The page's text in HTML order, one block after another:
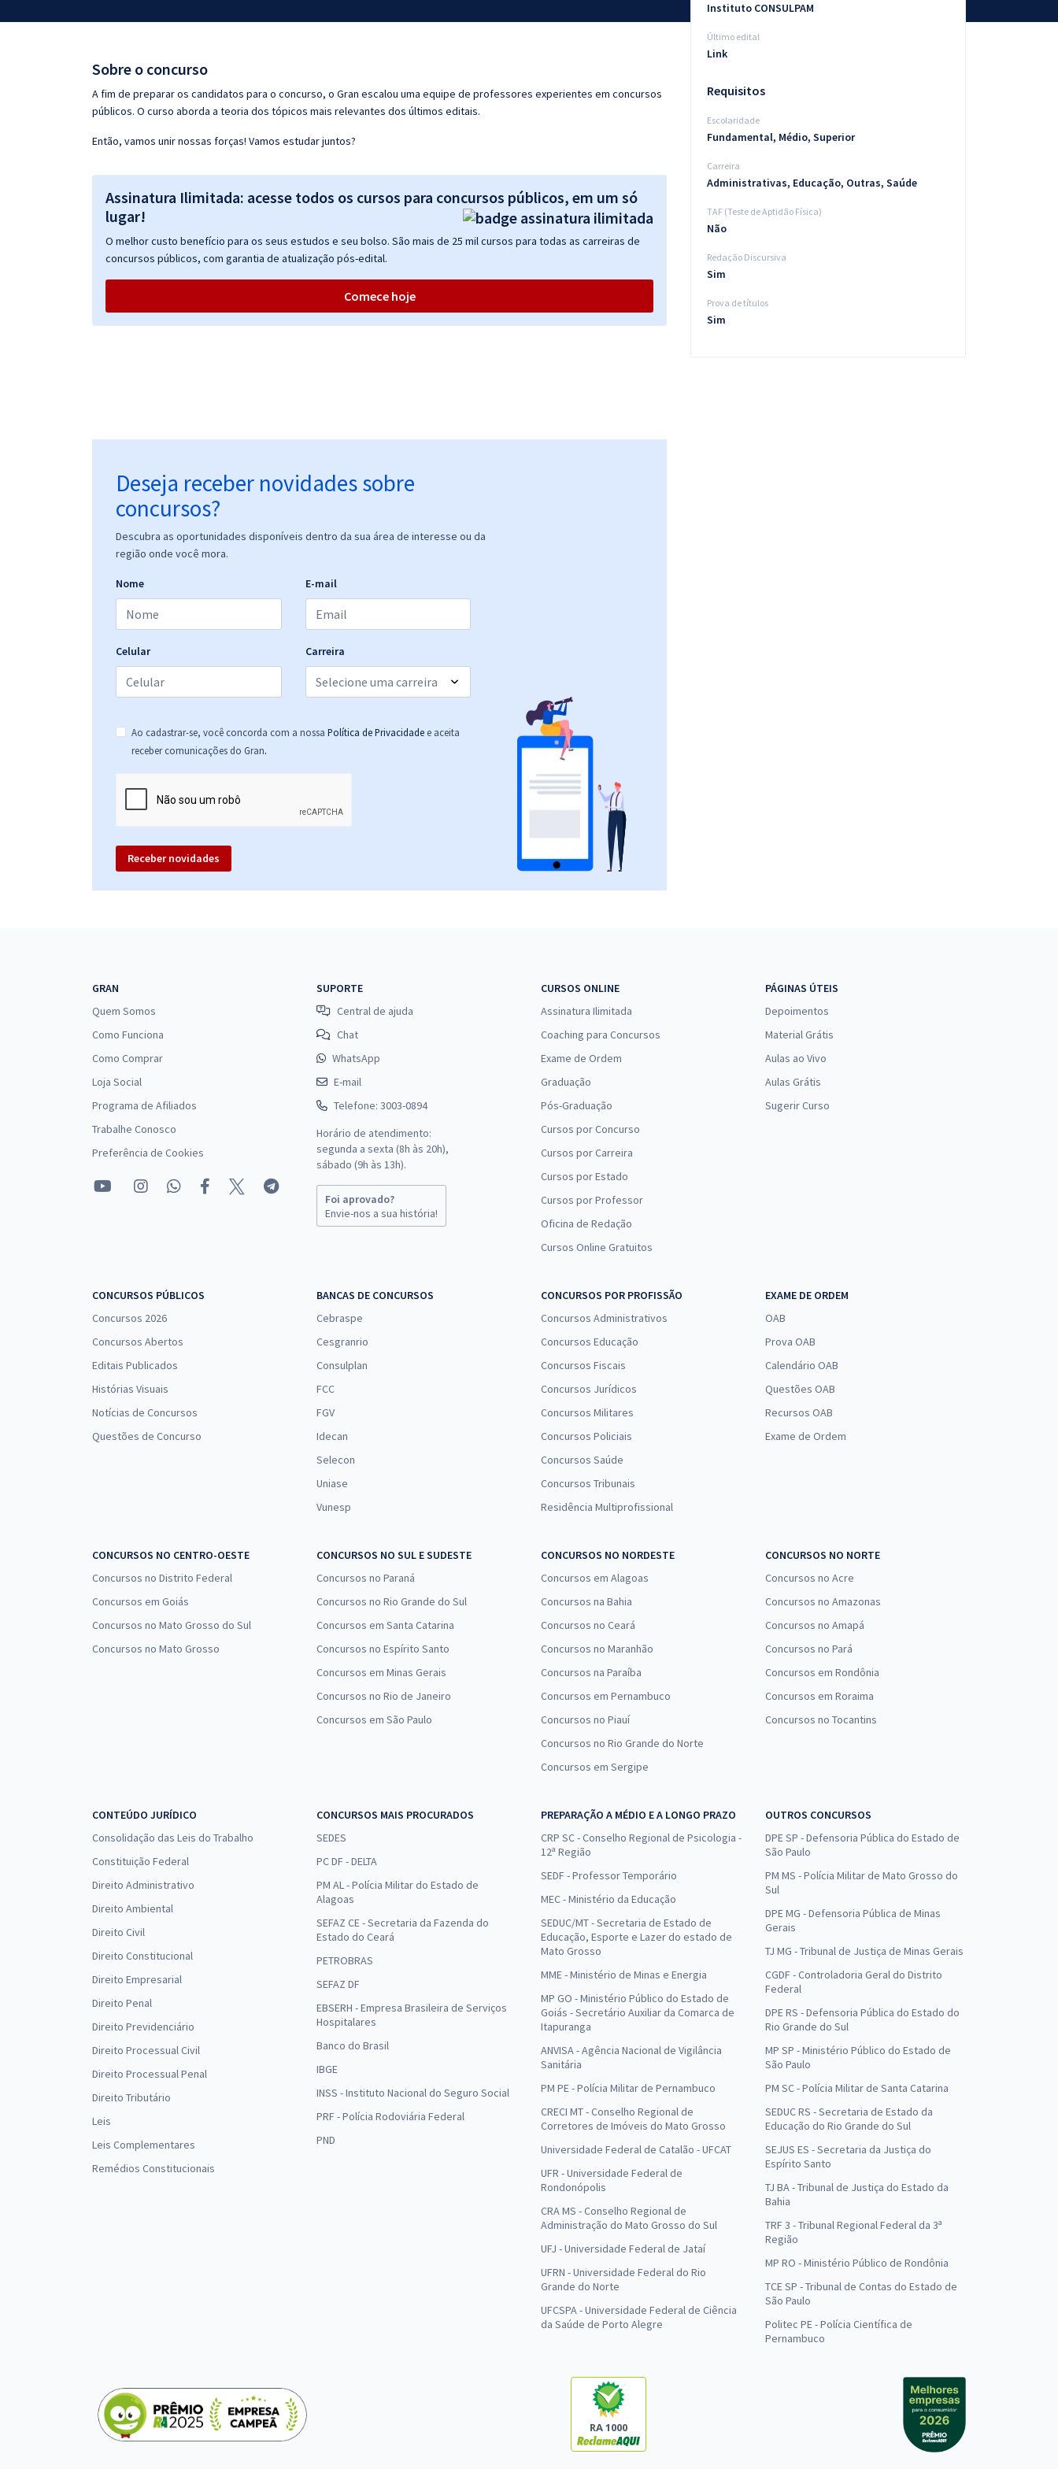
Conteúdo gratuito
Sobre o concurso
A fim de preparar os candidatos para o concurso, o Gran escalou uma equipe de professores experientes em concursos
públicos. O curso aborda a teoria dos tópicos mais relevantes dos últimos editais.
Então, vamos unir nossas forças! Vamos estudar juntos?
Assinatura Ilimitada: acesse todos os cursos para concursos públicos, em um só
lugar!
O melhor custo benefício para os seus estudos e seu bolso. São mais de 25 mil cursos para todas as carreiras de
concursos públicos, com garantia de atualização pós-edital.
Comece hoje
Deseja receber novidades sobre
concursos?
Descubra as oportunidades disponíveis dentro da sua área de interesse ou da
região onde você mora.
Nome E-mail
Celular Carreira
Ao cadastrar-se, você concorda com a nossa Política de Privacidade e aceita
receber comunicações do Gran.
Receber novidades
Instituto CONSULPAM
Último edital
Link
Requisitos
Escolaridade
Fundamental, Médio, Superior
Carreira
Administrativas, Educação, Outras, Saúde
TAF (Teste de Aptidão Física)
Não
Redação Discursiva
Sim
Prova de títulos
Sim
GRAN
Quem Somos
Como Funciona
Como Comprar
Loja Social
Programa de Afiliados
Trabalhe Conosco
Preferência de Cookies
SUPORTE
Central de ajuda
Chat
WhatsApp
E-mail
Telefone: 3003-0894
Horário de atendimento:
segunda a sexta (8h às 20h),
sábado (9h às 13h).
Foi aprovado?
Envie-nos a sua história!
CURSOS ONLINE
Assinatura Ilimitada
Coaching para Concursos
Exame de Ordem
Graduação
Pós-Graduação
Cursos por Concurso
Cursos por Carreira
Cursos por Estado
Cursos por Professor
Oficina de Redação
Cursos Online Gratuitos
PÁGINAS ÚTEIS
Depoimentos
Material Grátis
Aulas ao Vivo
Aulas Grátis
Sugerir Curso
CONCURSOS PÚBLICOS
Concursos 2026
Concursos Abertos
Editais Publicados
Histórias Visuais
Notícias de Concursos
Questões de Concurso
BANCAS DE CONCURSOS
Cebraspe
Cesgranrio
Consulplan
FCC
FGV
Idecan
Selecon
Uniase
Vunesp
CONCURSOS POR PROFISSÃO
Concursos Administrativos
Concursos Educação
Concursos Fiscais
Concursos Jurídicos
Concursos Militares
Concursos Policiais
Concursos Saúde
Concursos Tribunais
Residência Multiprofissional
EXAME DE ORDEM
OAB
Prova OAB
Calendário OAB
Questões OAB
Recursos OAB
Exame de Ordem
CONCURSOS NO CENTRO-OESTE
Concursos no Distrito Federal
Concursos em Goiás
Concursos no Mato Grosso do Sul
Concursos no Mato Grosso
CONCURSOS NO SUL E SUDESTE
Concursos no Paraná
Concursos no Rio Grande do Sul
Concursos em Santa Catarina
Concursos no Espírito Santo
Concursos em Minas Gerais
Concursos no Rio de Janeiro
Concursos em São Paulo
CONCURSOS NO NORDESTE
Concursos em Alagoas
Concursos na Bahia
Concursos no Ceará
Concursos no Maranhão
Concursos na Paraíba
Concursos em Pernambuco
Concursos no Piauí
Concursos no Rio Grande do Norte
Concursos em Sergipe
CONCURSOS NO NORTE
Concursos no Acre
Concursos no Amazonas
Concursos no Amapá
Concursos no Pará
Concursos em Rondônia
Concursos em Roraima
Concursos no Tocantins
CONTEÚDO JURÍDICO
Consolidação das Leis do Trabalho
Constituição Federal
Direito Administrativo
Direito Ambiental
Direito Civil
Direito Constitucional
Direito Empresarial
Direito Penal
Direito Previdenciário
Direito Processual Civil
Direito Processual Penal
Direito Tributário
Leis
Leis Complementares
Remédios Constitucionais
CONCURSOS MAIS PROCURADOS
SEDES
PC DF - DELTA
PM AL - Polícia Militar do Estado de
Alagoas
SEFAZ CE - Secretaria da Fazenda do
Estado do Ceará
PETROBRAS
SEFAZ DF
EBSERH - Empresa Brasileira de Serviços
Hospitalares
Banco do Brasil
IBGE
INSS - Instituto Nacional do Seguro Social
PRF - Polícia Rodoviária Federal
PND
PREPARAÇÃO A MÉDIO E A LONGO PRAZO
CRP SC - Conselho Regional de Psicologia -
12ª Região
SEDF - Professor Temporário
MEC - Ministério da Educação
SEDUC/MT - Secretaria de Estado de
Educação, Esporte e Lazer do estado de
Mato Grosso
MME - Ministério de Minas e Energia
MP GO - Ministério Público do Estado de
Goiás - Secretário Auxiliar da Comarca de
Itapuranga
ANVISA - Agência Nacional de Vigilância
Sanitária
PM PE - Polícia Militar de Pernambuco
CRECI MT - Conselho Regional de
Corretores de Imóveis do Mato Grosso
Universidade Federal de Catalão - UFCAT
UFR - Universidade Federal de
Rondonópolis
CRA MS - Conselho Regional de
Administração do Mato Grosso do Sul
UFJ - Universidade Federal de Jataí
UFRN - Universidade Federal do Rio
Grande do Norte
UFCSPA - Universidade Federal de Ciência
da Saúde de Porto Alegre
OUTROS CONCURSOS
DPE SP - Defensoria Pública do Estado de
São Paulo
PM MS - Polícia Militar de Mato Grosso do
Sul
DPE MG - Defensoria Pública de Minas
Gerais
TJ MG - Tribunal de Justiça de Minas Gerais
CGDF - Controladoria Geral do Distrito
Federal
DPE RS - Defensoria Pública do Estado do
Rio Grande do Sul
MP SP - Ministério Público do Estado de
São Paulo
PM SC - Polícia Militar de Santa Catarina
SEDUC RS - Secretaria de Estado da
Educação do Rio Grande do Sul
SEJUS ES - Secretaria da Justiça do
Espírito Santo
TJ BA - Tribunal de Justiça do Estado da
Bahia
TRF 3 - Tribunal Regional Federal da 3ª
Região
MP RO - Ministério Público de Rondônia
TCE SP - Tribunal de Contas do Estado de
São Paulo
Politec PE - Polícia Científica de
Pernambuco
RA 1000